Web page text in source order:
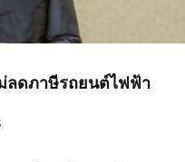
ม่ลดภาษีรถยนต์ไฟฟ้า